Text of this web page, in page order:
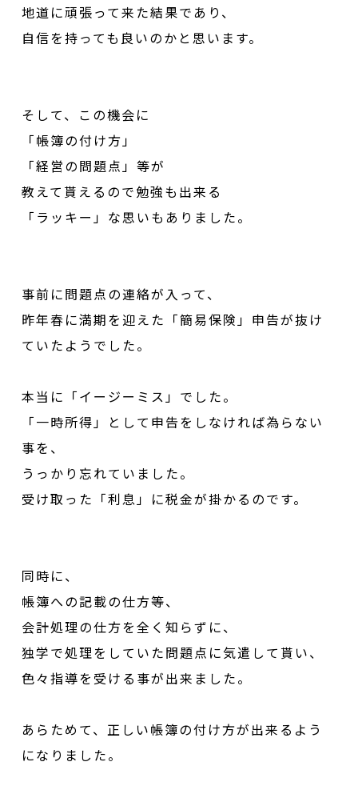
地道に頑張って来た結果であり、
自信を持っても良いのかと思います。
そして、この機会に
「帳簿の付け方」
「経営の問題点」等が
教えて貰えるので勉強も出来る
「ラッキー」な思いもありました。
事前に問題点の連絡が入って、
昨年春に満期を迎えた「簡易保険」申告が抜け
ていたようでした。
本当に「イージーミス」でした。
「一時所得」として申告をしなければ為らない
事を、
うっかり忘れていました。
受け取った「利息」に税金が掛かるのです。
同時に、
帳簿への記載の仕方等、
会計処理の仕方を全く知らずに、
独学で処理をしていた問題点に気遣して貰い、
色々指導を受ける事が出来ました。
あらためて、正しい帳簿の付け方が出来るよう
になりました。